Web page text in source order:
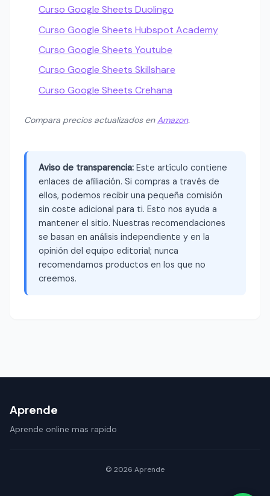
Curso Google Sheets Duolingo
Curso Google Sheets Hubspot Academy
Curso Google Sheets Youtube
Curso Google Sheets Skillshare
Curso Google Sheets Crehana
Compara precios actualizados enAmazon.
Aviso de transparencia: Este artículo contiene
enlaces de afiliación. Si compras a través de
ellos, podemos recibir una pequeña comisión
sin coste adicional para ti. Esto nos ayuda a
mantener el sitio. Nuestras recomendaciones
se basan en análisis independiente y en la
opinión del equipo editorial; nunca
recomendamos productos en los que no
creemos.
Aprende
Aprende online mas rapido
© 2026 Aprende